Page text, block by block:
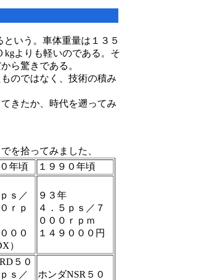
いう。車体重量は１３５
kgよりも軽いのである。そ
ら驚きである。
のではなく、技術の積み
きたか、時代を遡ってみ
を拾ってみました、
年頃 １９９０年頃
ｓ／
ｒｐ
００
）
９３年
４．５ｐｓ／７
０００ｒｐｍ
１４９０００円
５０
ｓ／
ホンダNSR５０